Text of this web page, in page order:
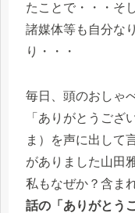
たことで・・・そ
諸媒体等も自分な
り・・・
毎日、頭のおしゃ
「ありがとうござ
ま）を声に出して
がありました山田
私もなぜか？含ま
話の「ありがとう